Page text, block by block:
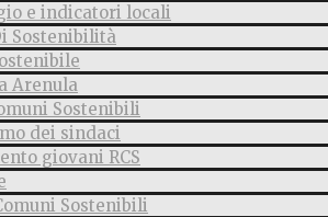
e indicatori locali
Sostenibilità
Arenula
Sostenibili
dei sindaci
giovani RCS
Sostenibili